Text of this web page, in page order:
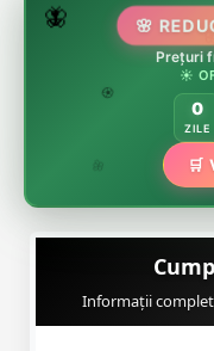
🌸
🌷
🦋 🌸
Prețuri
☀️
0
ZILE
🛒
Informații